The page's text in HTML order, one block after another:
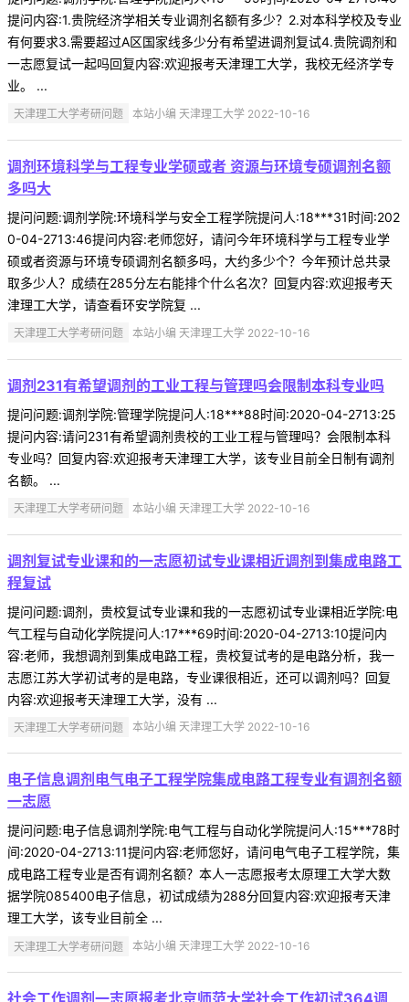
提问内容:1.贵院经济学相关专业调剂名额有多少？2.对本科学校及专业
有何要求3.需要超过A区国家线多少分有希望进调剂复试4.贵院调剂和
一志愿复试一起吗回复内容:欢迎报考天津理工大学，我校无经济学专
业。 ...
天津理工大学考研问题 本站小编 天津理工大学 2022-10-16
调剂环境科学与工程专业学硕或者 资源与环境专硕调剂名额
多吗大
提问问题:调剂学院:环境科学与安全工程学院提问人:18***31时间:202
0-04-2713:46提问内容:老师您好，请问今年环境科学与工程专业学
硕或者资源与环境专硕调剂名额多吗，大约多少个？今年预计总共录
取多少人？成绩在285分左右能排个什么名次？回复内容:欢迎报考天
津理工大学，请查看环安学院复 ...
天津理工大学考研问题 本站小编 天津理工大学 2022-10-16
调剂231有希望调剂的工业工程与管理吗会限制本科专业吗
提问问题:调剂学院:管理学院提问人:18***88时间:2020-04-2713:25
提问内容:请问231有希望调剂贵校的工业工程与管理吗？会限制本科
专业吗？回复内容:欢迎报考天津理工大学，该专业目前全日制有调剂
名额。 ...
天津理工大学考研问题 本站小编 天津理工大学 2022-10-16
调剂复试专业课和的一志愿初试专业课相近调剂到集成电路工
程复试
提问问题:调剂，贵校复试专业课和我的一志愿初试专业课相近学院:电
气工程与自动化学院提问人:17***69时间:2020-04-2713:10提问内
容:老师，我想调剂到集成电路工程，贵校复试考的是电路分析，我一
志愿江苏大学初试考的是电路，专业课很相近，还可以调剂吗？回复
内容:欢迎报考天津理工大学，没有 ...
天津理工大学考研问题 本站小编 天津理工大学 2022-10-16
电子信息调剂电气电子工程学院集成电路工程专业有调剂名额
一志愿
提问问题:电子信息调剂学院:电气工程与自动化学院提问人:15***78时
间:2020-04-2713:11提问内容:老师您好，请问电气电子工程学院，集
成电路工程专业是否有调剂名额？本人一志愿报考太原理工大学大数
据学院085400电子信息，初试成绩为288分回复内容:欢迎报考天津
理工大学，该专业目前全 ...
天津理工大学考研问题 本站小编 天津理工大学 2022-10-16